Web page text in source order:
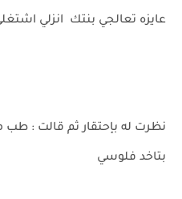
عايزه تعالجي بنتك انزلي
نظرت له بإحتقار ثم قالت :
بتاخد فلوسي